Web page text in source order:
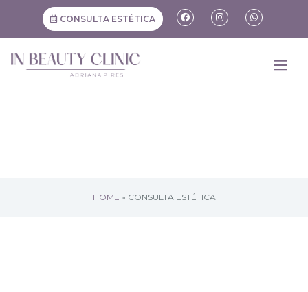
CONSULTA ESTÉTICA
HOME » CONSULTA ESTÉTICA